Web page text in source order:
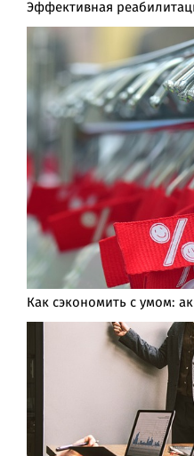
Эффективная
Как сэкономить с умом: